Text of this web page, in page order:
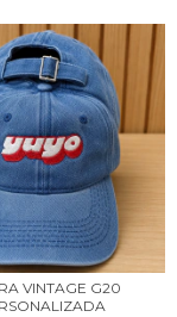
VINTAGE G20